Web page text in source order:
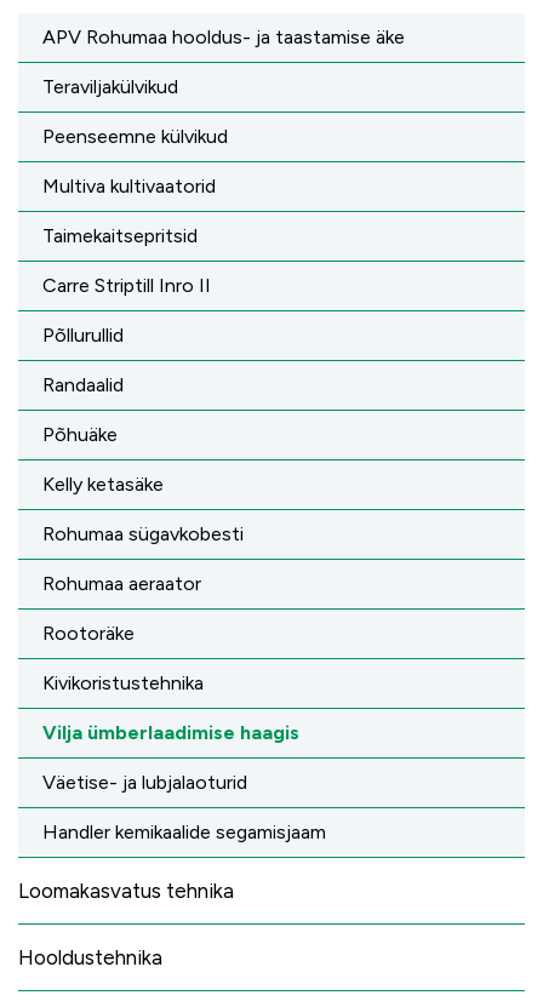
APV Rohumaa hooldus- ja taastamise äke
Teraviljakülvikud
Peenseemne külvikud
Multiva kultivaatorid
Taimekaitsepritsid
Carre Striptill Inro II
Põllurullid
Randaalid
Põhuäke
Kelly ketasäke
Rohumaa sügavkobesti
Rohumaa aeraator
Rootoräke
Kivikoristustehnika
Vilja ümberlaadimise haagis
Väetise- ja lubjalaoturid
Handler kemikaalide segamisjaam
Loomakasvatus tehnika
Hooldustehnika